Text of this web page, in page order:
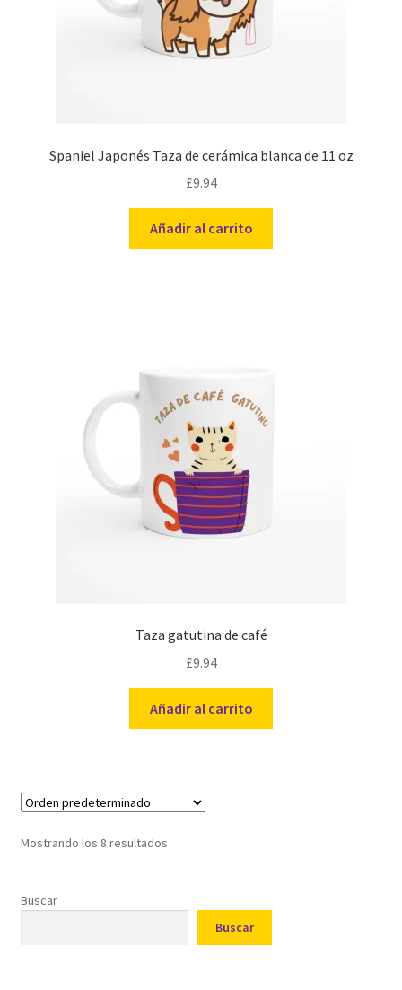
Spaniel Japonés Taza de cerámica blanca de 11 oz
£9.94
Añadir al carrito
Taza gatutina de café
£9.94
Añadir al carrito
Mostrando los 8 resultados
Buscar
Buscar